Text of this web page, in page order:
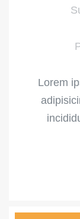
Lorem